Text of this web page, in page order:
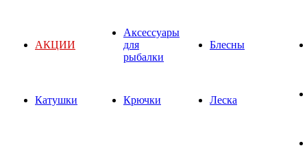
АКЦИИ
Аксессуары
для
рыбалки
Блесны
Катушки Крючки Леска